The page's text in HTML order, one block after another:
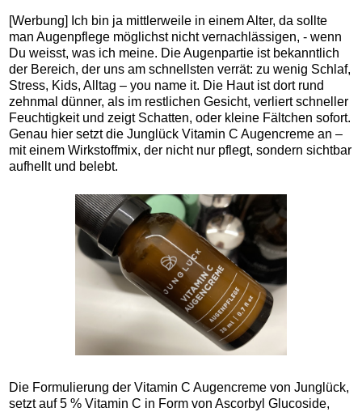
[Werbung] Ich bin ja mittlerweile in einem Alter, da sollte
man Augenpflege möglichst nicht vernachlässigen, - wenn
Du weisst, was ich meine. Die Augenpartie ist bekanntlich
der Bereich, der uns am schnellsten verrät: zu wenig Schlaf,
Stress, Kids, Alltag – you name it. Die Haut ist dort rund
zehnmal dünner, als im restlichen Gesicht, verliert schneller
Feuchtigkeit und zeigt Schatten, oder kleine Fältchen sofort.
Genau hier setzt die Junglück Vitamin C Augencreme an –
mit einem Wirkstoffmix, der nicht nur pflegt, sondern sichtbar
aufhellt und belebt.
Die Formulierung der Vitamin C Augencreme von Junglück,
setzt auf 5 % Vitamin C in Form von Ascorbyl Glucoside,